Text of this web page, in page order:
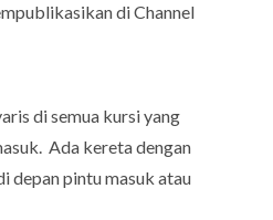
di Channel
di semua kursi yang
Ada kereta dengan
depan pintu masuk atau